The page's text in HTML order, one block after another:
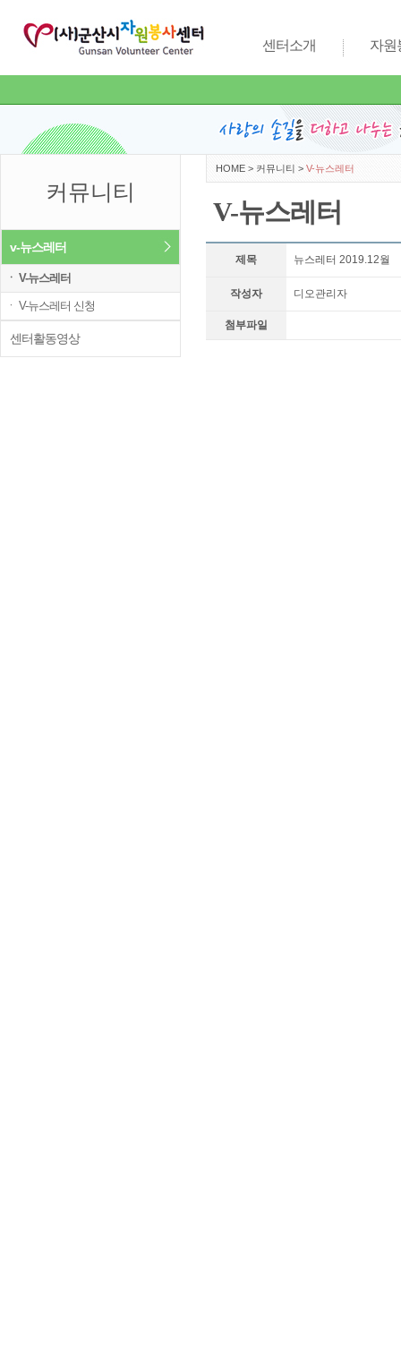
센터소개 자원
커뮤니티
v-뉴스레터
ㆍ V-뉴스레터
ㆍ V-뉴스레터 신청
센터활동영상
HOME > 커뮤니티 > V-뉴스레터
V-뉴스레터
제목 뉴스레터 2019.12월
작성자 디오관리자
첨부파일